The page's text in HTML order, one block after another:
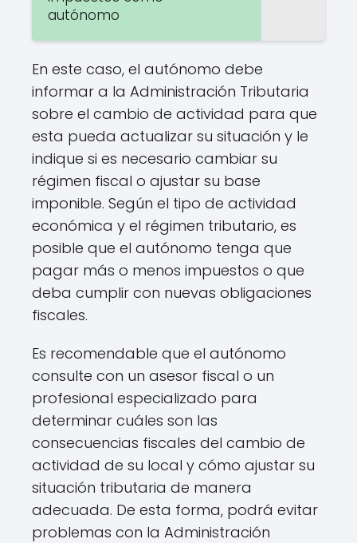
autónomo
En este caso, el autónomo debe
informar a la Administración Tributaria
sobre el cambio de actividad para que
esta pueda actualizar su situación y le
indique si es necesario cambiar su
régimen fiscal o ajustar su base
imponible. Según el tipo de actividad
económica y el régimen tributario, es
posible que el autónomo tenga que
pagar más o menos impuestos o que
deba cumplir con nuevas obligaciones
fiscales.
Es recomendable que el autónomo
consulte con un asesor fiscal o un
profesional especializado para
determinar cuáles son las
consecuencias fiscales del cambio de
actividad de su local y cómo ajustar su
situación tributaria de manera
adecuada. De esta forma, podrá evitar
problemas con la Administración